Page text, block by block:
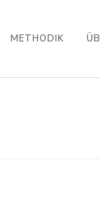
METHODIK